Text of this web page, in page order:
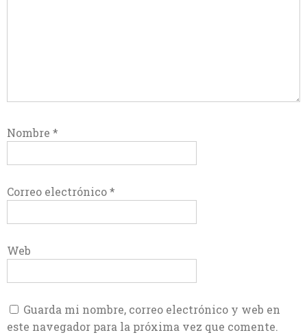
Nombre *
Correo electrónico*
Web
Guarda mi nombre, correo electrónico y web en
este navegador para la próxima vez que comente.